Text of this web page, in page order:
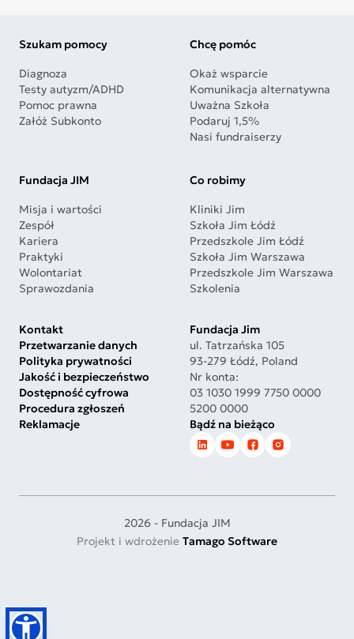
Szukam pomocy
Diagnoza
Testy autyzm/ADHD
Pomoc prawna
Załóż Subkonto
Chcę pomóc
Okaż wsparcie
Komunikacja alternatywna
Uważna Szkoła
Podaruj 1,5%
Nasi fundraiserzy
Fundacja JIM
Misja i wartości
Zespół
Kariera
Praktyki
Wolontariat
Sprawozdania
Co robimy
Kliniki Jim
Szkoła Jim Łódź
Przedszkole Jim Łódź
Szkoła Jim Warszawa
Przedszkole Jim Warszawa
Szkolenia
Kontakt
Przetwarzanie danych
Polityka prywatności
Jakość i bezpieczeństwo
Dostępność cyfrowa
Procedura zgłoszeń
Reklamacje
Fundacja Jim
ul. Tatrzańska 105
93-279 Łódź, Poland
Nr konta:
03 1030 1999 7750 0000
5200 0000
Bądź na bieżąco
2026 - Fundacja JIM
Projekt i wdrożenie Tamago Software